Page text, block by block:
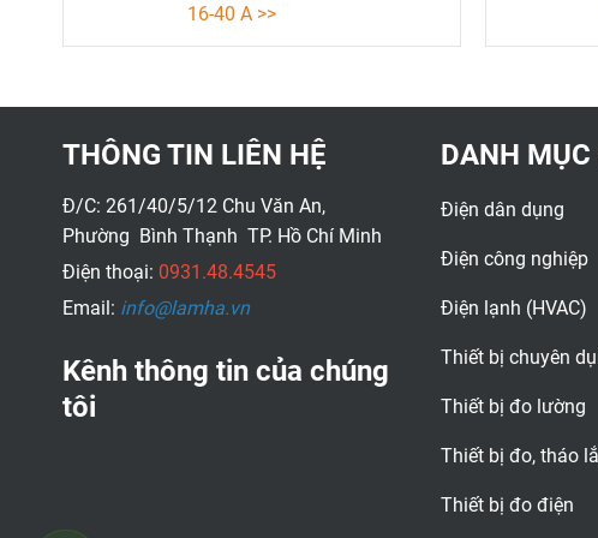
16-40 A >>
Video hướng dẫn lắp đặt KEM
THÔNG TIN LIÊN HỆ
Đ/C: 261/40/5/12 Chu Văn An,
Phường Bình Thạnh TP. Hồ Chí Minh
Điện thoại: 0931.48.4545
Email: info@lamha.vn
Kênh thông tin của chúng
tôi
DANH
Điện dân dụng
Điện công nghiệp
Điện lạnh (HVAC)
Thiết bị chuyên
Thiết bị đo lường
Thiết bị đo, tháo
Thiết bị đo điện